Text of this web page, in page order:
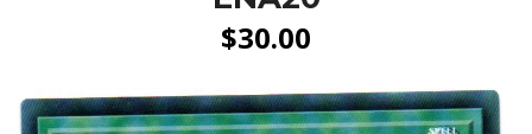
$30.00